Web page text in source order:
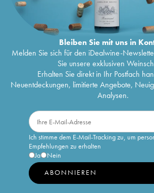
Bleiben Sie mit uns in
Melden Sie sich für den iDealwine-
Sie unsere exklusiven
Erhalten Sie direkt in Ihr Postfach
Neuentdeckungen, limitierte Angebote,
Analysen.
Ich stimme dem E-Mail-Tracking zu, um
Empfehlungen zu erhalten
Ja
Nein
ABONNIEREN